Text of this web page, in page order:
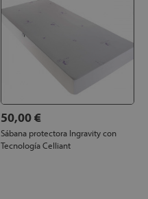
50,00 €
Sábana protectora Ingravity con
Tecnología Celliant